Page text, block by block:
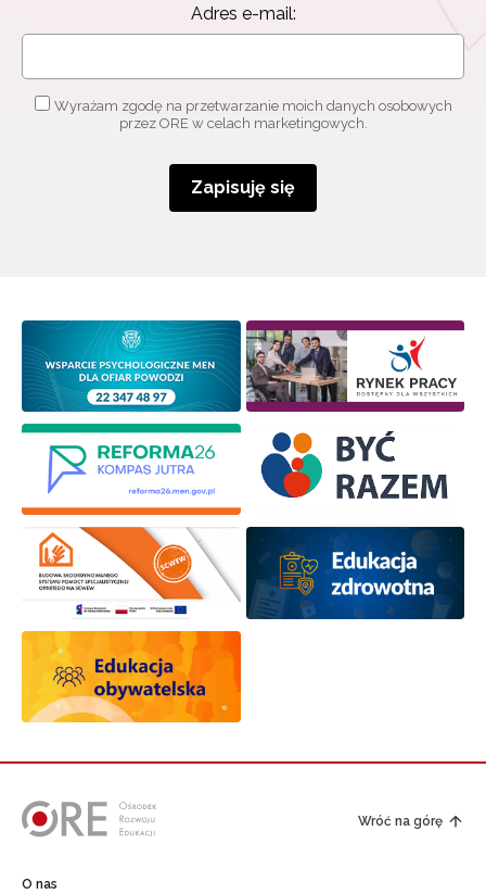
Adres e-mail:
Wyrażam zgodę na przetwarzanie moich danych osobowych
przez ORE w celach marketingowych.
Zapisuję się
Wróć na górę
O nas